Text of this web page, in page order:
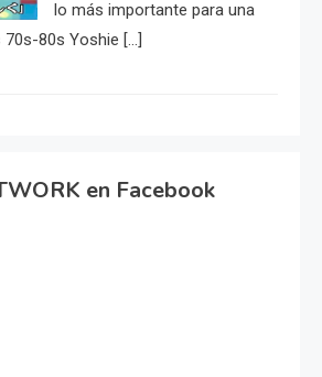
lo más importante para una
80s Yoshie […]
en Facebook